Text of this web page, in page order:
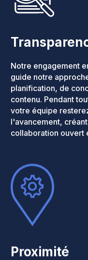
Notre engagement
guide notre
planification, de
contenu. Pendant
votre équipe
l'avancement,
collaboration ouvert
Proximité